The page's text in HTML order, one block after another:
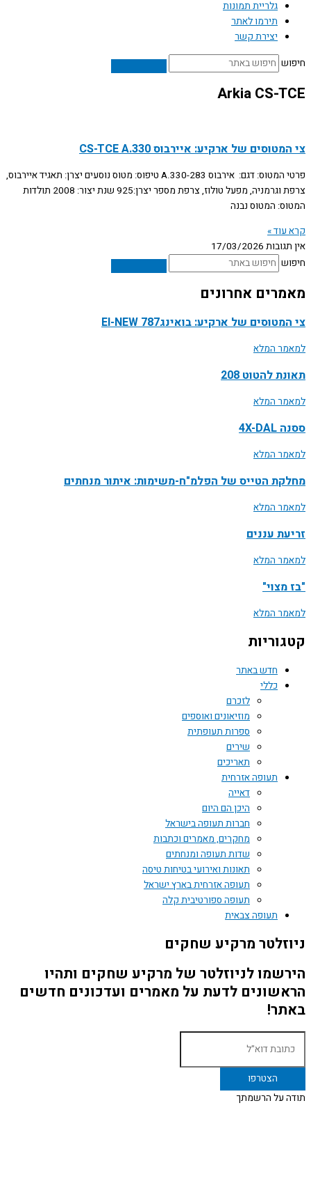
גלריית תמונות
תירמו לאתר
יצירת קשר
חיפוש
Arkia CS-TCE
צי המטוסים של ארקיע: איירבוס CS-TCE A.330
פרטי המטוס: דגם: אירבוס A.330-283 טיפוס: מטוס נוסעים יצרן: תאגיד איירבוס,
צרפת וגרמניה, מפעל טולוז, צרפת מספר יצרן:925 שנת יצור: 2008 תולדות
המטוס: המטוס נבנה
קרא עוד »
אין תגובות 17/03/2026
חיפוש
מאמרים אחרונים
צי המטוסים של ארקיע: בואינג787 EI-NEW
למאמר המלא
תאונת להטוט 208
למאמר המלא
ססנה 4X-DAL
למאמר המלא
מחלקת הטייס של הפלמ"ח-משימות: איתור מנחתים
למאמר המלא
זריעת עננים
למאמר המלא
"בז מצוי"
למאמר המלא
קטגוריות
חדש באתר
כללי
לזכרם
מוזיאונים ואוספים
ספרות תעופתית
שירים
תאריכים
תעופה אזרחית
דאייה
היכן הם היום
חברות תעופה בישראל
מחקרים, מאמרים וכתבות
שדות תעופה ומנחתים
תאונות ואירועי בטיחות טיסה
תעופה אזרחית בארץ ישראל
תעופה ספורטיבית קלה
תעופה צבאית
ניוזלטר מרקיע שחקים
הירשמו לניוזלטר של מרקיע שחקים ותהיו
הראשונים לדעת על מאמרים ועדכונים חדשים
באתר!
תודה על הרשמתך